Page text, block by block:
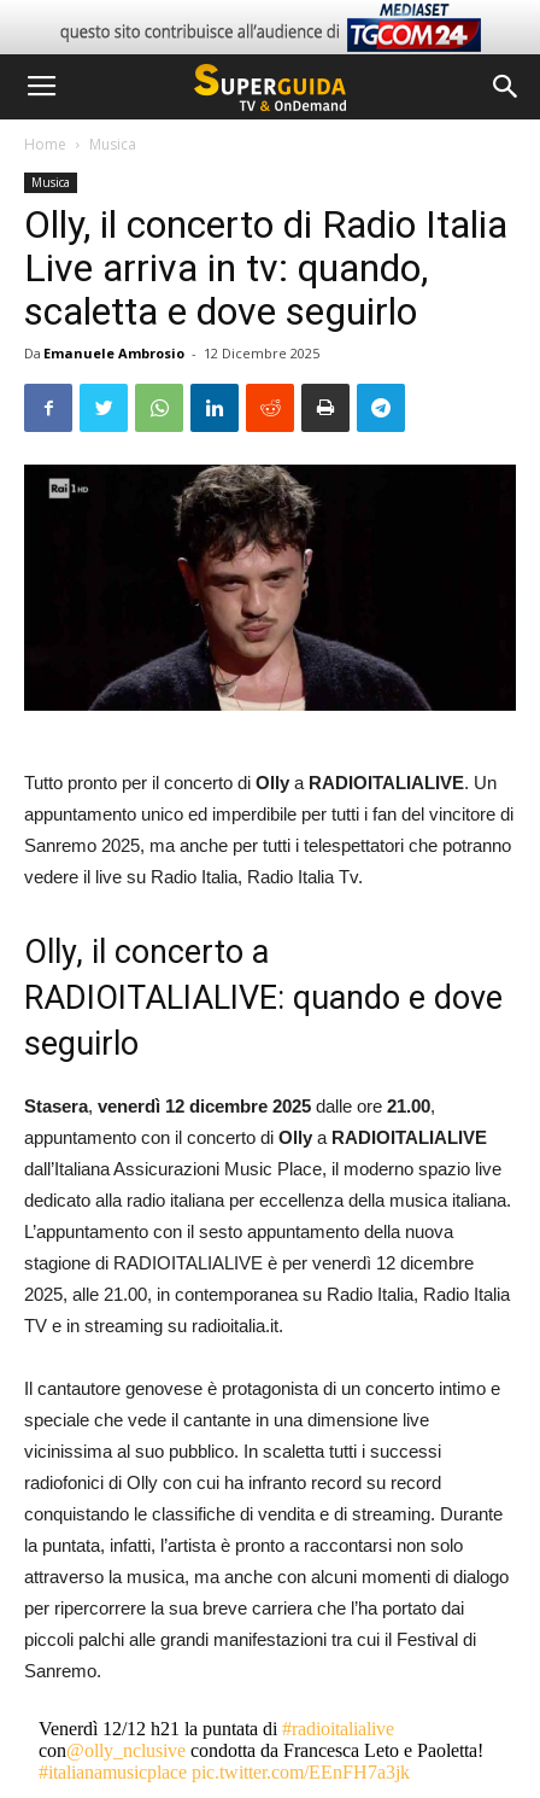
Home Musica
Musica
Olly, il concerto di Radio Italia
Live arriva in tv: quando,
scaletta e dove seguirlo
Da Emanuele Ambrosio - 12 Dicembre 2025
Tutto pronto per il concerto di Olly a RADIOITALIALIVE. Un
appuntamento unico ed imperdibile per tutti i fan del vincitore di
Sanremo 2025, ma anche per tutti i telespettatori che potranno
vedere il live su Radio Italia, Radio Italia Tv.
Olly, il concerto a
RADIOITALIALIVE: quando e dove
seguirlo
Stasera, venerdì 12 dicembre 2025 dalle ore 21.00,
appuntamento con il concerto di Olly a RADIOITALIALIVE
dall’Italiana Assicurazioni Music Place, il moderno spazio live
dedicato alla radio italiana per eccellenza della musica italiana.
L’appuntamento con il sesto appuntamento della nuova
stagione di RADIOITALIALIVE è per venerdì 12 dicembre
2025, alle 21.00, in contemporanea su Radio Italia, Radio Italia
TV e in streaming su radioitalia.it.
Il cantautore genovese è protagonista di un concerto intimo e
speciale che vede il cantante in una dimensione live
vicinissima al suo pubblico. In scaletta tutti i successi
radiofonici di Olly con cui ha infranto record su record
conquistando le classifiche di vendita e di streaming. Durante
la puntata, infatti, l’artista è pronto a raccontarsi non solo
attraverso la musica, ma anche con alcuni momenti di dialogo
per ripercorrere la sua breve carriera che l’ha portato dai
piccoli palchi alle grandi manifestazioni tra cui il Festival di
Sanremo.
Venerdì 12/12 h21 la puntata di#radioitalialive
con@olly_nclusive condotta da Francesca Leto e Paoletta!
#italianamusicplace pic.twitter.com/EEnFH7a3jk